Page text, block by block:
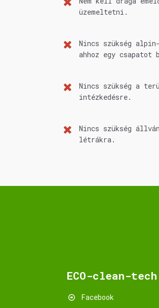
üzemeltetni.
Nincs szükség
ahhoz egy csapatot
Nincs szükség a
intézkedésre.
Nincs szükség
létrákra.
ECO-clean-
Facebook